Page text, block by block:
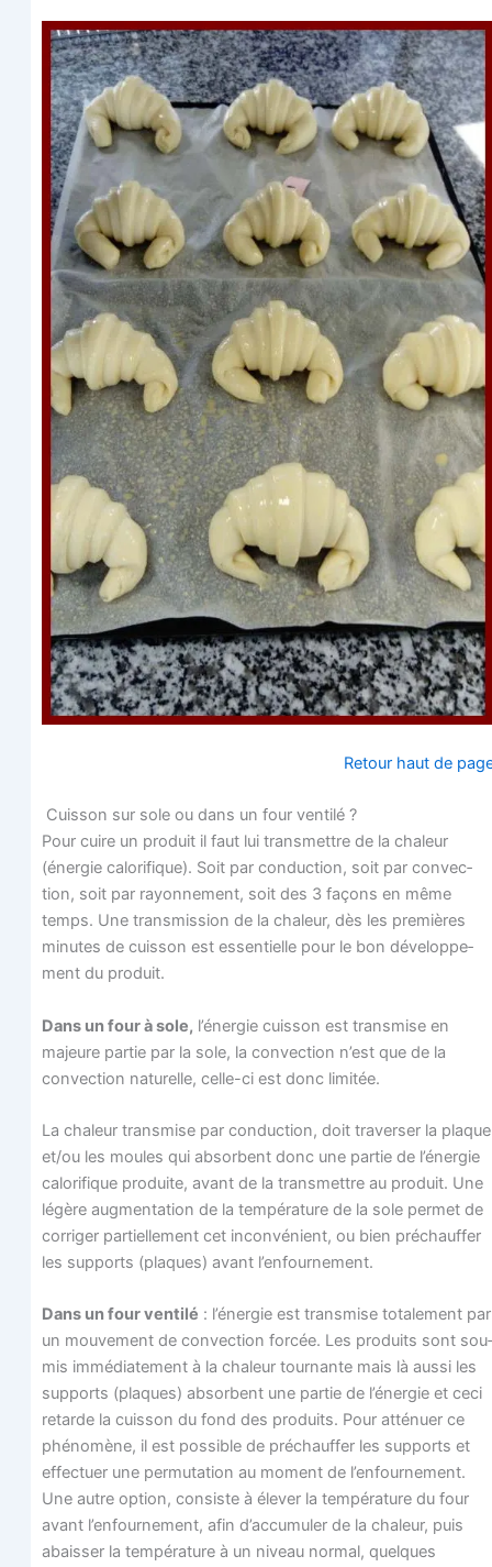
Retour haut de
Cuis­son sur sole ou dans un four ventilé ?
Pour cuire un pro­duit il faut lui trans­mettre de la cha­leur
(éner­gie calo­ri­fique). Soit par conduc­tion, soit par convec­
tion, soit par rayon­ne­ment, soit des 3 façons en même
temps. Une trans­mis­sion de la cha­leur, dès les pre­mières
minutes de cuis­son est essen­tielle pour le bon déve­lop­pe­
ment du produit.
Dans un four à sole, l’énergie cuis­son est trans­mise en
majeure par­tie par la sole, la convec­tion n’est que de la
convec­tion natu­relle, celle-ci est donc limitée.
La cha­leur trans­mise par conduc­tion, doit tra­ver­ser la plaque
et/ou les moules qui absorbent donc une par­tie de l’énergie
calo­ri­fique pro­duite, avant de la trans­mettre au pro­duit. Une
légère aug­men­ta­tion de la tem­pé­ra­ture de la sole per­met de
cor­ri­ger par­tiel­le­ment cet incon­vé­nient, ou bien pré­chauf­fer
les sup­ports (plaques) avant l’enfournement.
Dans un four ven­ti­lé : l’énergie est trans­mise tota­le­ment par
un mou­ve­ment de convec­tion for­cée. Les pro­duits sont sou­
mis immé­dia­te­ment à la cha­leur tour­nante mais là aus­si les
sup­ports (plaques) absorbent une par­tie de l’énergie et ceci
retarde la cuis­son du fond des pro­duits. Pour atté­nuer ce
phé­no­mène, il est pos­sible de pré­chauf­fer les sup­ports et
effec­tuer une per­mu­ta­tion au moment de l’enfournement.
Une autre option, consiste à éle­ver la tem­pé­ra­ture du four
avant l’enfournement, afin d’accumuler de la cha­leur, puis
abais­ser la tem­pé­ra­ture à un niveau nor­mal, quelques